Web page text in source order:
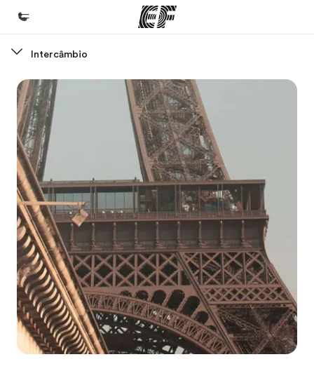
Bem-vindo à EF
Programas
Saiba tudo que oferecemos
Lojas
Encontre uma loja
Sobre nós
Quem somos
Carreiras
Junte-se a nós
Intercâmbio